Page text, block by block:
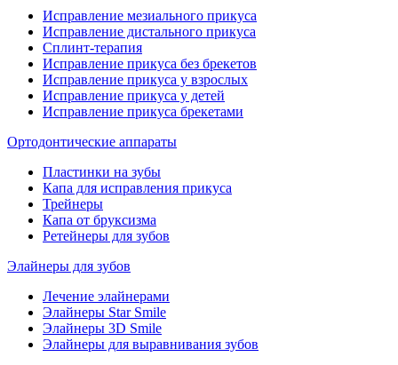
Исправление мезиального прикуса
Исправление дистального прикуса
Сплинт-терапия
Исправление прикуса без брекетов
Исправление прикуса у взрослых
Исправление прикуса у детей
Исправление прикуса брекетами
Ортодонтические аппараты
Пластинки на зубы
Капа для исправления прикуса
Трейнеры
Капа от бруксизма
Ретейнеры для зубов
Элайнеры для зубов
Лечение элайнерами
Элайнеры Star Smile
Элайнеры 3D Smile
Элайнеры для выравнивания зубов